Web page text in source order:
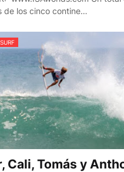
de los cinco contine…
Cali, Tomás y